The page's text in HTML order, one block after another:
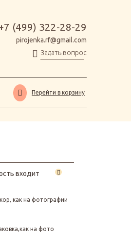
(499) 322-28-29
pirojenka.rf@gmail.com
Задать вопрос
Перейти в корзину
входит
как на фотографии
на фото